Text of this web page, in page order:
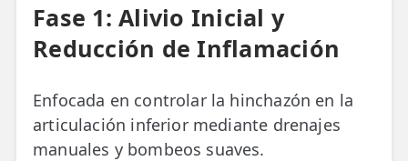
Fase 1: Alivio Inicial y
Reducción de Inflamación
Enfocada en controlar la hinchazón en la
articulación inferior mediante drenajes
manuales y bombeos suaves.